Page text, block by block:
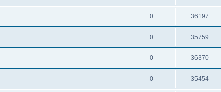
0 36197
0 35759
0 36370
0 35454